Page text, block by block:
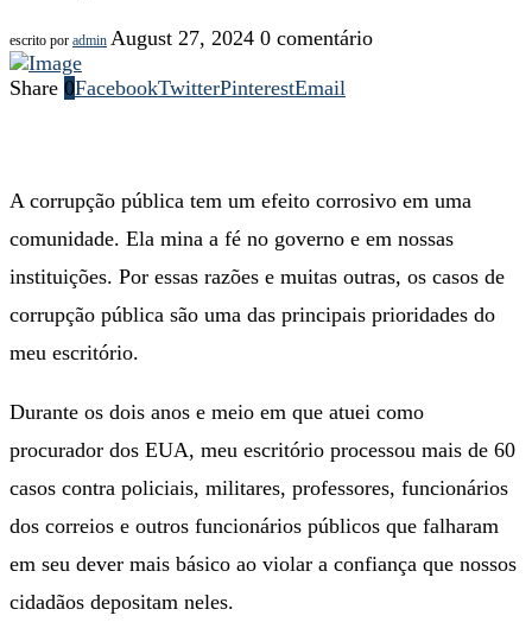
escrito por admin August 27, 2024 0 comentário
Share 0FacebookTwitterPinterestEmail
A corrupção pública tem um efeito corrosivo em uma
comunidade. Ela mina a fé no governo e em nossas
instituições. Por essas razões e muitas outras, os casos de
corrupção pública são uma das principais prioridades do
meu escritório.
Durante os dois anos e meio em que atuei como
procurador dos EUA, meu escritório processou mais de 60
casos contra policiais, militares, professores, funcionários
dos correios e outros funcionários públicos que falharam
em seu dever mais básico ao violar a confiança que nossos
cidadãos depositam neles.